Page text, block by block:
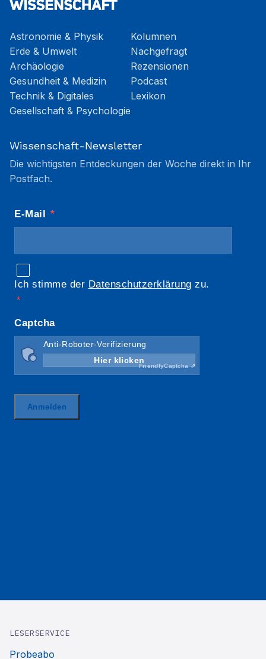
Astronomie & Physik
Erde & Umwelt
Archäologie
Gesundheit & Medizin
Technik & Digitales
Gesellschaft & Psychologie
Kolumnen
Nachgefragt
Rezensionen
Podcast
Lexikon
Wissenschaft-Newsletter
Die wichtigsten Entdeckungen der Woche direkt in Ihr
Postfach.
LESERSERVICE
Probeabo